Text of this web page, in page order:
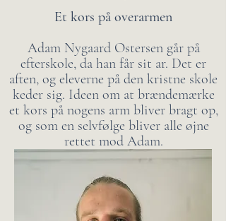
Et kors på overarmen
Adam Nygaard Ostersen går på
efterskole, da han får sit ar. Det er
aften, og eleverne på den kristne skole
keder sig. Ideen om at brændemærke
et kors på nogens arm bliver bragt op,
og som en selvfølge bliver alle øjne
rettet mod Adam.​​